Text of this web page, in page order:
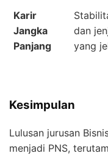
Karir
Jangka
Panjang
dan
yang
Kesimpulan
Lulusan jurusan
menjadi PNS,